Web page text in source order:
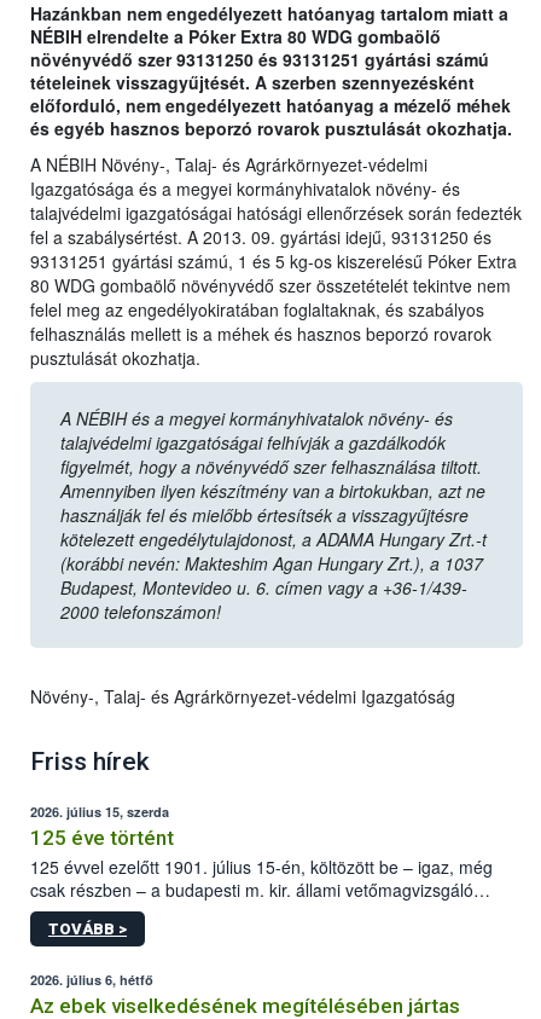
Hazánkban nem engedélyezett hatóanyag tartalom miatt a
NÉBIH elrendelte a Póker Extra 80 WDG gombaölő
növényvédő szer 93131250 és 93131251 gyártási számú
tételeinek visszagyűjtését. A szerben szennyezésként
előforduló, nem engedélyezett hatóanyag a mézelő méhek
és egyéb hasznos beporzó rovarok pusztulását okozhatja.
A NÉBIH Növény-, Talaj- és Agrárkörnyezet-védelmi
Igazgatósága és a megyei kormányhivatalok növény- és
talajvédelmi igazgatóságai hatósági ellenőrzések során fedezték
fel a szabálysértést. A 2013. 09. gyártási idejű, 93131250 és
93131251 gyártási számú, 1 és 5 kg-os kiszerelésű Póker Extra
80 WDG gombaölő növényvédő szer összetételét tekintve nem
felel meg az engedélyokiratában foglaltaknak, és szabályos
felhasználás mellett is a méhek és hasznos beporzó rovarok
pusztulását okozhatja.
A NÉBIH és a megyei kormányhivatalok növény- és
talajvédelmi igazgatóságai felhívják a gazdálkodók
figyelmét, hogy a növényvédő szer felhasználása tiltott.
Amennyiben ilyen készítmény van a birtokukban, azt ne
használják fel és mielőbb értesítsék a visszagyűjtésre
kötelezett engedélytulajdonost, a ADAMA Hungary Zrt.-t
(korábbi nevén: Makteshim Agan Hungary Zrt.), a 1037
Budapest, Montevideo u. 6. címen vagy a +36-1/439-
2000 telefonszámon!
Növény-, Talaj- és Agrárkörnyezet-védelmi Igazgatóság
Friss hírek
2026. július 15, szerda
125 éve történt
125 évvel ezelőtt 1901. július 15-én, költözött be – igaz, még
csak részben – a budapesti m. kir. állami vetőmagvizsgáló
állomás a Kis Rókus utca 15. szám alatti, Czigler Győző által
tervezett új épületébe.
TOVÁBB >
2026. július 6, hétfő
Az ebek viselkedésének megítélésében jártas